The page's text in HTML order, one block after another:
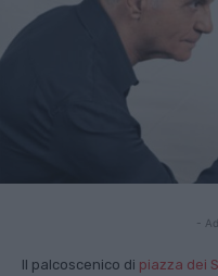
-
Il palcoscenico di piazza dei